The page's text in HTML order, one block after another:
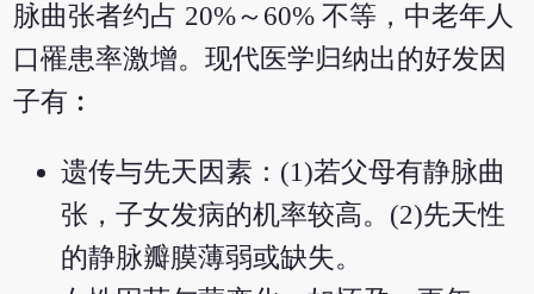
脉曲张者约占 20%～60% 不等，中老年人
口罹患率激增。现代医学归纳出的好发因
子有︰
遗传与先天因素：(1)若父母有静脉曲
张，子女发病的机率较高。(2)先天性
的静脉瓣膜薄弱或缺失。